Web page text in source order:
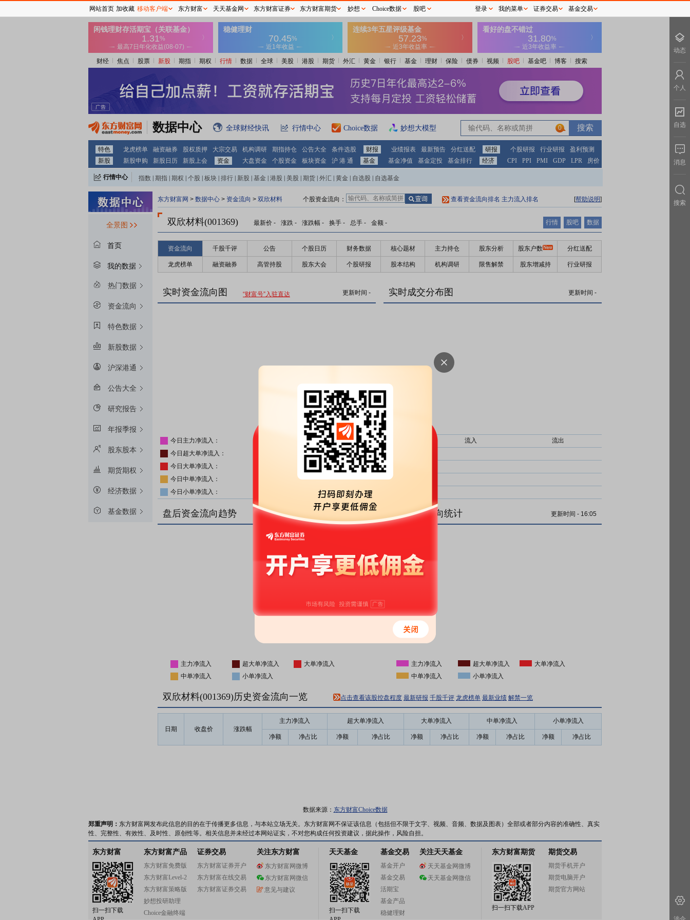
财经 焦点 股票 新股 期指 期权 行情 数据 全球 美股 港股 期货 外汇 黄金 银行 基金 理财 保险 债券 视频 股吧 基金吧 博客 搜索
数据中心 全球财经快讯 行情中心 Choice数据 妙想大模型 0
特色 龙虎榜单 融资融券 股权质押 大宗交易 机构调研 期指持仓 公告大全 条件选股 财报 业绩报表 最新预告 分红送配 研报 个股研报 行业研报
盈利预测
新股
新股申购 新股日历 新股上会 资金 大盘资金 个股资金 板块资金 沪 港 通 基金 基金净值 基金定投 基金排行 经济 CPI PPI PMI GDP LPR 房价
行情中心 指数 期指 期权 个股 板块 排行 新股 基金 港股 美股 期货 外汇 黄金 自选股 自选基金
全景图
首页
我的数据
热门数据
资金流向
特色数据
新股数据
沪深港通
公告大全
研究报告
年报季报
股东股本
期货期权
经济数据
基金数据
东方财富网 > 数据中心 > 资金流向 > 双欣材料 个股资金流向： 查看资金流向排名 主力流入排名 [帮助说明]
双欣材料(001369) 最新价 - 涨跌 - 涨跌幅 - 换手 - 总手 - 金额 - 行情 股吧 数据
资金流向 千股千评 公告 个股日历 财务数据 核心题材 主力持仓 股东分析 股东户数 分红送配
龙虎榜单 融资融券 高管持股 股东大会 个股研报 股本结构 机构调研 限售解禁 股东增减持 行业研报
实时资金流向图 “财富号”入驻直达 更新时间 -
今日主力净流入：
主力净比：
今日超大单净流入：
超大单净比：
今日大单净流入：
大单净比：
今日中单净流入：
中单净比：
今日小单净流入：
实时成交分布图 更新时间 -
流入
流出
盘后资金流向趋势
主力净流入 超大单净流入
大单净流入
中单净流入
小单净流入
盘后资金流向统计 更新时间 - 16:05
主力净流入 超大单净流入
大单净流入
中单净流入
小单净流入
双欣材料(001369)历史资金流向一览 点击查看该股控盘程度 最新研报 千股千评 龙虎榜单 最新业绩 解禁一览
日期 收盘价 涨跌幅
主力净流入 超大单净流入 大单净流入 中单净流入 小单净流入
净额 净占比 净额 净占比 净额 净占比 净额 净占比 净额 净占比
数据来源： 东方财富Choice数据
郑重声明： 东方财富网发布此信息的目的在于传播更多信息，与本站立场无关。东方财富网不保证该信息（包括但不限于文字、视频、音频、数据及图表）全部或者部分内容的准确性、真实
性、完整性、有效性、及时性、原创性等。相关信息并未经过本网站证实，不对您构成任何投资建议，据此操作，风险自担。
东方财富
扫一扫下载
东方财富产品
东方财富免费版
东方财富Level-2
东方财富策略版
妙想投研助理
Choice金融终端
证券交易
东方财富证券开户
东方财富在线交易
东方财富证券交易
关注东方财富
东方财富网微博
东方财富网微信
意见与建议
天天基金
扫一扫下载
基金交易
基金开户
基金交易
活期宝
基金产品
稳健理财
关注天天基金
天天基金网微博
天天基金网微信
东方财富期货
扫一扫下载APP
期货交易
期货手机开户
期货电脑开户
期货官方网站
网站首页 加收藏 移动客户端 东方财富 天天基金网 东方财富证券 东方财富期货 妙想 Choice数据 股吧 登录 我的菜单 证券交易 基金交易
动态
个人
自选
消息
搜索